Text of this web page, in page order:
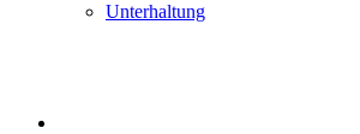
Unterhaltung